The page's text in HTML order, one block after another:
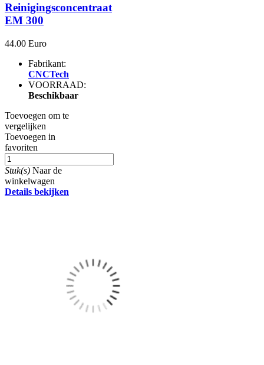
Reinigingsconcentraat
EM 300
44.00 Euro
Fabrikant:
CNCTech
VOORRAAD:
Beschikbaar
Toevoegen om te
vergelijken
Toevoegen in
favoriten
Stuk(s) Naar de
winkelwagen
Details bekijken